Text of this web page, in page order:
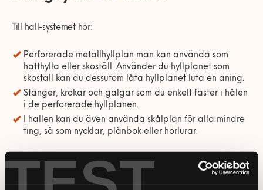
Till hall-systemet hör:
Perforerade metallhyllplan man kan använda som
hatthylla eller skoställ. Använder du hyllplanet som
skoställ kan du dessutom låta hyllplanet luta en aning.
Stänger, krokar och galgar som du enkelt fäster i hålen
i de perforerade hyllplanen.
I hallen kan du även använda skålplan för alla mindre
ting, så som nycklar, plånbok eller hörlurar.